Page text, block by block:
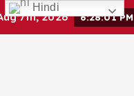
7th, 2026 6:28:02 PM
Hindi